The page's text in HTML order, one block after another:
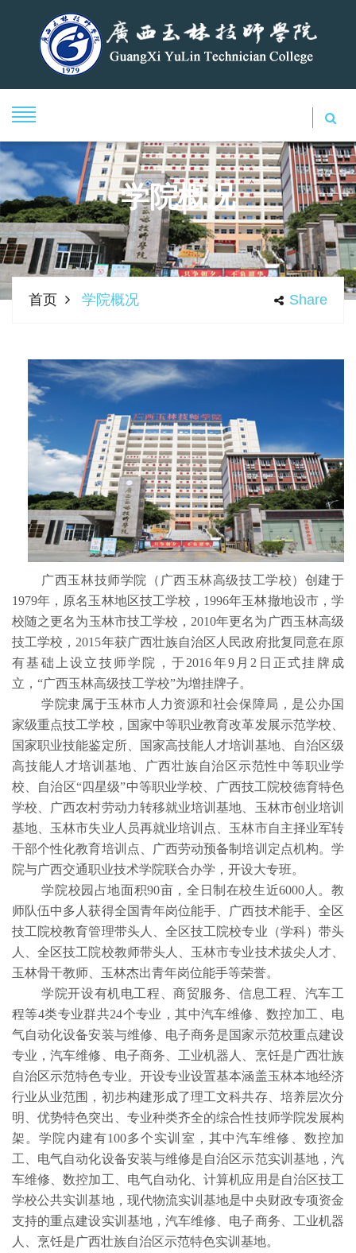
学院概况
首页 学院概况 Share
广西玉林技师学院（广西玉林高级技工学校）创建于
1979年，原名玉林地区技工学校，1996年玉林撤地设市，学
校随之更名为玉林市技工学校，2010年更名为广西玉林高级
技工学校，2015年获广西壮族自治区人民政府批复同意在原
有基础上设立技师学院，于2016年9月2日正式挂牌成
立，“广西玉林高级技工学校”为增挂牌子。
学院隶属于玉林市人力资源和社会保障局，是公办国
家级重点技工学校，国家中等职业教育改革发展示范学校、
国家职业技能鉴定所、国家高技能人才培训基地、自治区级
高技能人才培训基地、广西壮族自治区示范性中等职业学
校、自治区“四星级”中等职业学校、广西技工院校德育特色
学校、广西农村劳动力转移就业培训基地、玉林市创业培训
基地、玉林市失业人员再就业培训点、玉林市自主择业军转
干部个性化教育培训点
广西劳动预备制培训定点机构。学
院与广西交通职业技术学院联合办学 ，开设大专班。
学院校园占地面积90亩，全日制在校生近6000人。教
师队伍中多人获得全国青年岗位能手、广西技术能手、全区
技工院校教育管理带头人、全区技工院校专业（学科）带头
人、全区技工院校教师带头人、玉林市专业技术拔尖人才、
玉林骨干教师、玉林杰出青年岗位能手等荣誉。
学院开设有机电工程、商贸服务、信息工程、汽车工
程等4类专业群共24个专业，其中汽车维修、数控加工、电
气自动化设备安装与维修、电子商务是国家示范校重点建设
专业，汽车维修、电子商务、工业机器人、烹饪是广西壮族
自治区示范特色专业。开设专业设置基本涵盖玉林本地经济
行业从业范围，初步构建形成了理工文科共存、培养层次分
明、优势特色突出、专业种类齐全的综合性技师学院发展构
架。学院内建有100多个实训室，其中汽车维修、数控加
工、电气自动化设备安装与维修是自治区示范实训基地，汽
车维修、数控加工、电气自动化、计算机应用是自治区技工
学校公共实训基地，现代物流实训基地是中央财政专项资金
支持的重点建设实训基地，汽车维修、电子商务、工业机器
人、烹饪是广西壮族自治区示范特色实训基地。